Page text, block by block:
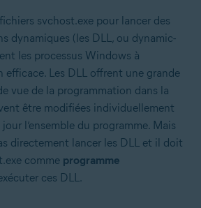
svchost.exe pour lancer des
dynamiques (les DLL, ou dynamic-
les processus Windows à
Les DLL offrent une grande
vue de la programmation dans la
être modifiées individuellement
l’ensemble du programme. Mais
directement lancer les DLL et il doit
comme programme
ces DLL.